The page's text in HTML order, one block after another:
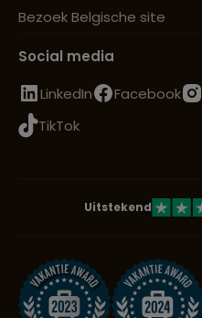
Bezoek Belgische site
Social media
LinkedIn
Facebook
TikTok
Uitstekend